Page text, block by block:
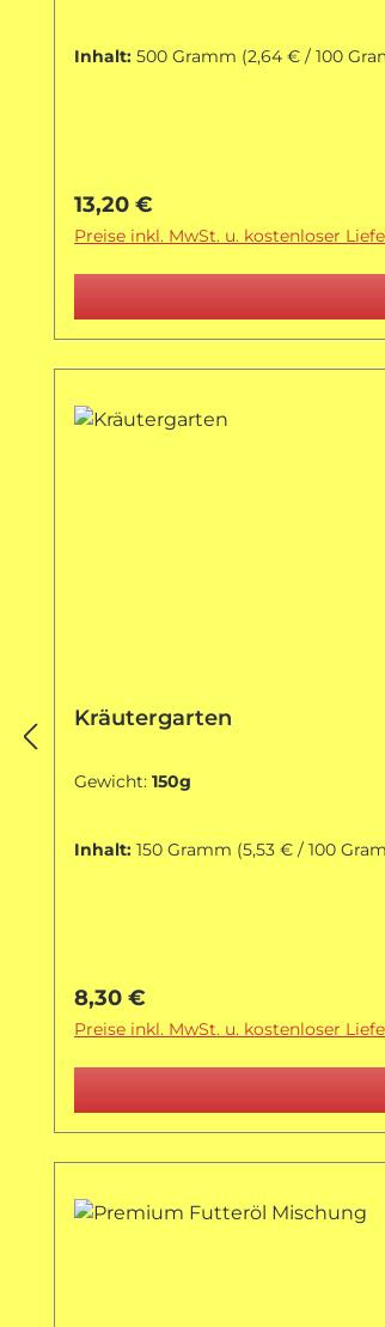
Inhalt: 500 Gramm (2,64 € / 100
Regulärer Preis:
13,20 €
Preise inkl. MwSt. u. kostenloser
Kräutergarten
Gewicht: 150g
Inhalt: 150 Gramm (5,53 € / 100
Regulärer Preis:
8,30 €
Preise inkl. MwSt. u. kostenloser